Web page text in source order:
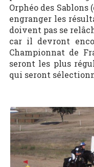
Orphéo des
engranger les
doivent pas se
car il devront
Championnat de
seront les plus
qui seront